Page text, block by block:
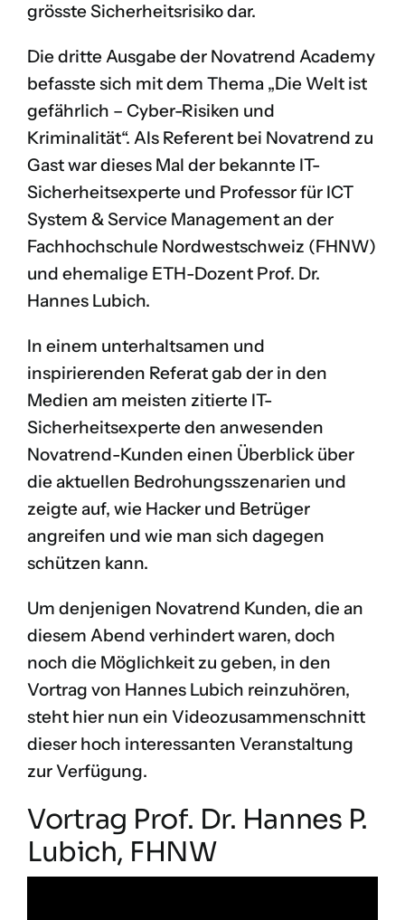
grösste Sicherheitsrisiko dar.
Die dritte Ausgabe der Novatrend Academy
befasste sich mit dem Thema „Die Welt ist
gefährlich – Cyber-Risiken und
Kriminalität“. Als Referent bei Novatrend zu
Gast war dieses Mal der bekannte IT-
Sicherheitsexperte und Professor für ICT
System & Service Management an der
Fachhochschule Nordwestschweiz (FHNW)
und ehemalige ETH-Dozent Prof. Dr.
Hannes Lubich.
In einem unterhaltsamen und
inspirierenden Referat gab der in den
Medien am meisten zitierte IT-
Sicherheitsexperte den anwesenden
Novatrend-Kunden einen Überblick über
die aktuellen Bedrohungsszenarien und
zeigte auf, wie Hacker und Betrüger
angreifen und wie man sich dagegen
schützen kann.
Um denjenigen Novatrend Kunden, die an
diesem Abend verhindert waren, doch
noch die Möglichkeit zu geben, in den
Vortrag von Hannes Lubich reinzuhören,
steht hier nun ein Videozusammenschnitt
dieser hoch interessanten Veranstaltung
zur Verfügung.
Vortrag Prof. Dr. Hannes P.
Lubich, FHNW